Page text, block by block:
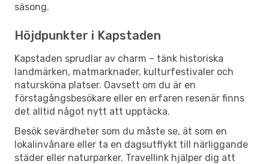
säsong.
Höjdpunkter i Kapstaden
Kapstaden sprudlar av charm – tänk historiska
landmärken, matmarknader, kulturfestivaler och
natursköna platser. Oavsett om du är en
förstagångsbesökare eller en erfaren resenär finns
det alltid något nytt att upptäcka.
Besök sevärdheter som du måste se, ät som en
lokalinvånare eller ta en dagsutflykt till närliggande
städer eller naturparker. Travellink hjälper dig att